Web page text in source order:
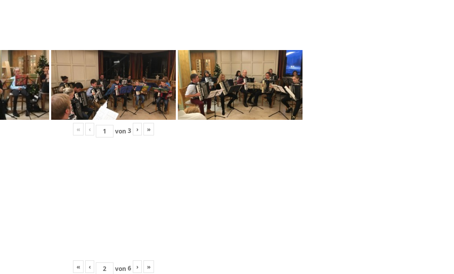
« ‹ von 3 › »
« ‹ von 6 › »